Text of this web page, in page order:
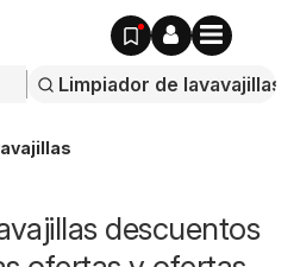
descuentos